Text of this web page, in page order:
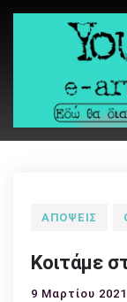
Skip
Your e-
Εδώ θα
ΑΠΌΨΕΙΣ
Κοιτάμε
9 Μαρτίου 2021